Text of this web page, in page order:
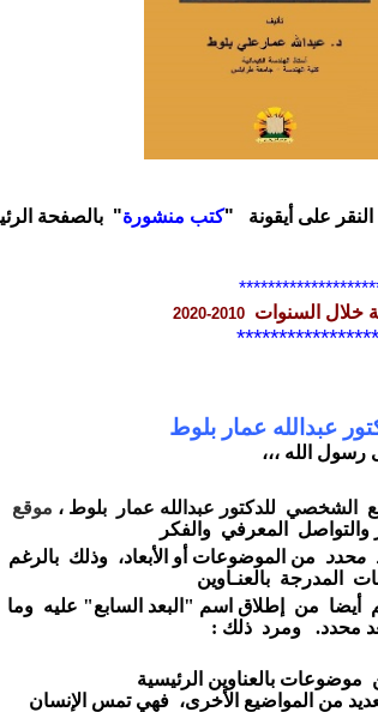
على أيقونة "كتب منشورة" بالصفحة
خلال السنوات
عبدالله عمار بلوط
رسول الله ،،،
الشخصي للدكتور عبدالله عمار بلوط ، موقع
والتواصل المعرفي والفكر
محدد من الموضوعات أو الأبعاد، وذلك بالرغم
المدرجة بالعنـاوين
أيضا من إطلاق اسم "البعد السابع" عليه وما
محدد. ومرد ذلك :
موضوعات بالعناوين الرئيسية
من المواضيع الأخرى، فهي تمس الإنسان